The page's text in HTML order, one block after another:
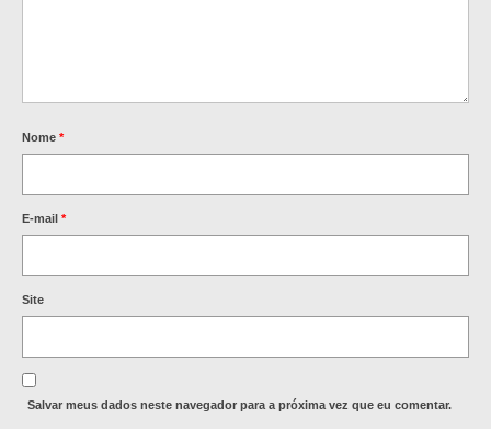
Nome *
E-mail *
Site
Salvar meus dados neste navegador para a próxima vez que eu comentar.